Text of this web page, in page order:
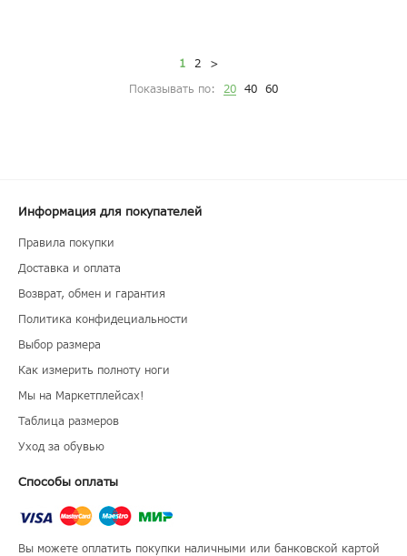
1 2
>
Показывать по:
20 40 60
Информация для покупателей
Правила покупки
Доставка и оплата
Возврат, обмен и гарантия
Политика конфидециальности
Выбор размера
Как измерить полноту ноги
Мы на Маркетплейсах!
Таблица размеров
Уход за обувью
Способы оплаты
Вы можете оплатить покупки наличными или банковской картой